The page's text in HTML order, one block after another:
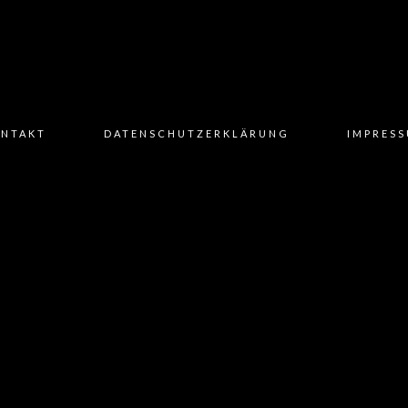
DATENSCHUTZERKLÄRUNG